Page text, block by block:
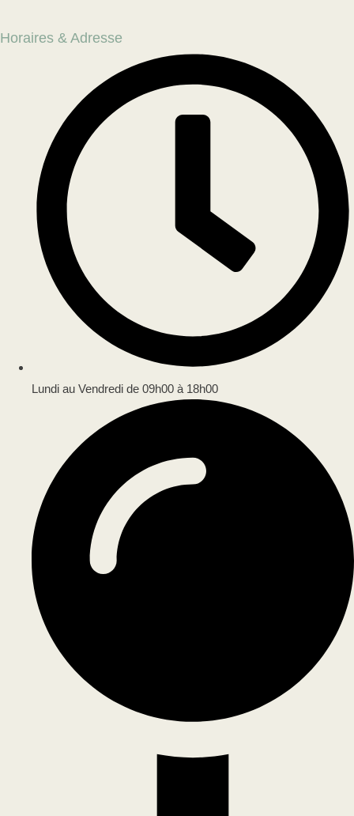
Horaires & Adresse
Lundi au Vendredi de 09h00 à 18h00